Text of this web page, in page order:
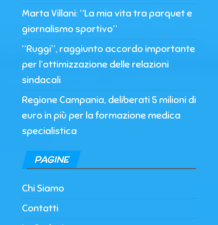
Marta Villani: “La mia vita tra parquet e
giornalismo sportivo”
“Ruggi”, raggiunto accordo importante
per l’ottimizzazione delle relazioni
sindacali
Regione Campania, deliberati 5 milioni di
euro in più per la formazione medica
specialistica
PAGINE
Chi Siamo
Contatti